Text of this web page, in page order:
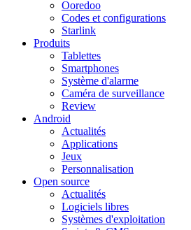
Ooredoo
Codes et configurations
Starlink
Produits
Tablettes
Smartphones
Système d'alarme
Caméra de surveillance
Review
Android
Actualités
Applications
Jeux
Personnalisation
Open source
Actualités
Logiciels libres
Systèmes d'exploitation